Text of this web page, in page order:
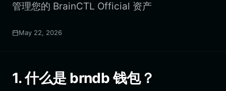
管理您的 BrainCTL Official 资产
May 22, 2026
1. 什么是 brndb 钱包？